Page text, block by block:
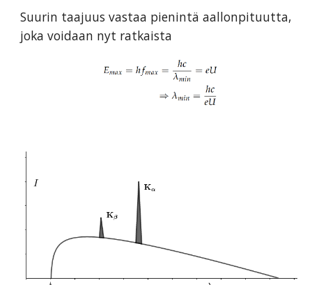
Suurin taajuus vastaa pienintä aallonpituutta,
joka voidaan nyt ratkaista